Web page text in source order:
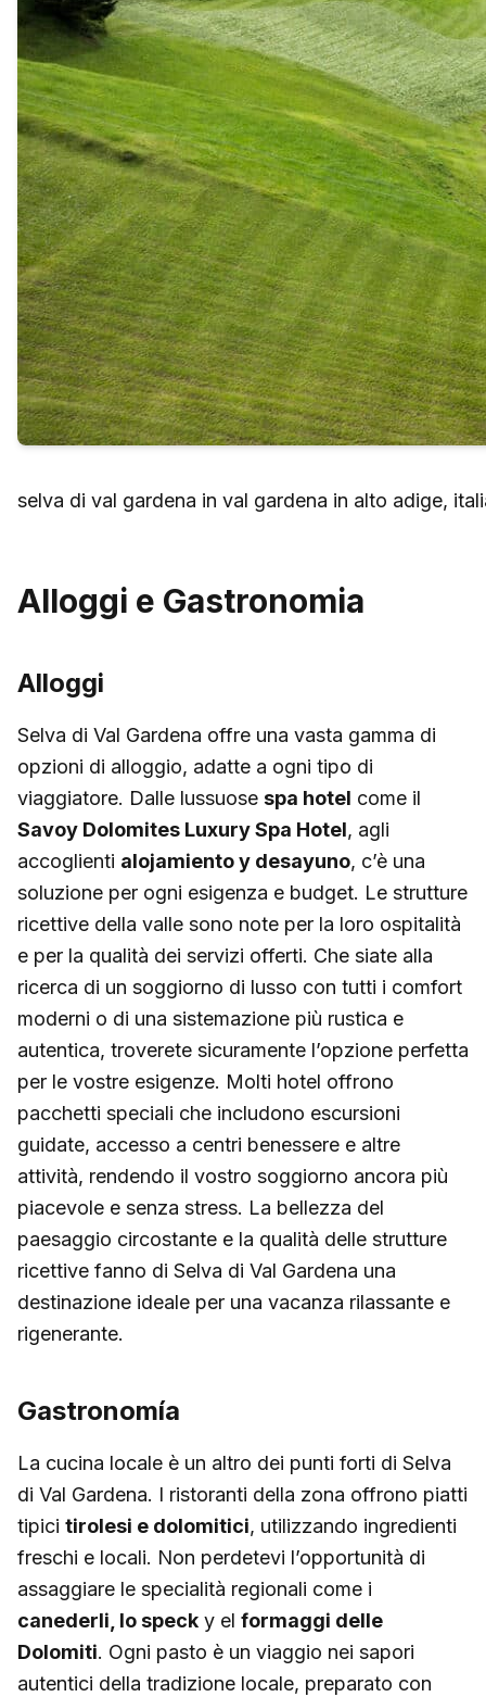
selva di val gardena in val gardena in alto adige,
Alloggi e Gastronomia
Alloggi
Selva di Val Gardena offre una vasta gamma di
opzioni di alloggio, adatte a ogni tipo di
viaggiatore. Dalle lussuose spa hotel come il
Savoy Dolomites Luxury Spa Hotel, agli
accoglienti alojamiento y desayuno, c’è una
soluzione per ogni esigenza e budget. Le strutture
ricettive della valle sono note per la loro ospitalità
e per la qualità dei servizi offerti. Che siate alla
ricerca di un soggiorno di lusso con tutti i comfort
moderni o di una sistemazione più rustica e
autentica, troverete sicuramente l’opzione perfetta
per le vostre esigenze. Molti hotel offrono
pacchetti speciali che includono escursioni
guidate, accesso a centri benessere e altre
attività, rendendo il vostro soggiorno ancora più
piacevole e senza stress. La bellezza del
paesaggio circostante e la qualità delle strutture
ricettive fanno di Selva di Val Gardena una
destinazione ideale per una vacanza rilassante e
rigenerante.
Gastronomía
La cucina locale è un altro dei punti forti di Selva
di Val Gardena. I ristoranti della zona offrono piatti
tipici tirolesi e dolomitici, utilizzando ingredienti
freschi e locali. Non perdetevi l’opportunità di
assaggiare le specialità regionali come i
canederli, lo speck y el formaggi delle
Dolomiti. Ogni pasto è un viaggio nei sapori
autentici della tradizione locale, preparato con